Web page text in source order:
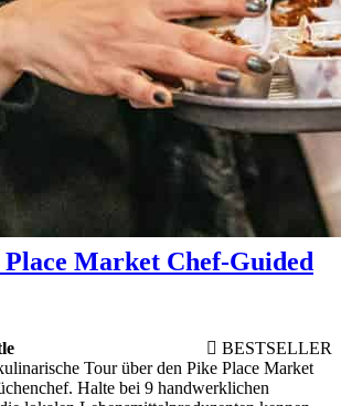
Place Market Chef-Guided
BESTSELLER
Tour über den Pike Place Market
Halte bei 9 handwerklichen